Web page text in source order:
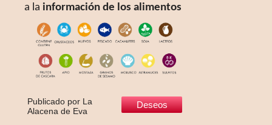
a la información de los alimentos
Publicado por La
Alacena de Eva